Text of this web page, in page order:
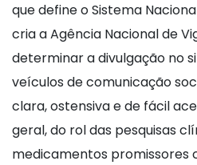
que define o Sistema
cria a Agência Nacional de
determinar a divulgação no
veículos de comunicação
clara, ostensiva e de fácil
geral, do rol das pesquisas
medicamentos promissores